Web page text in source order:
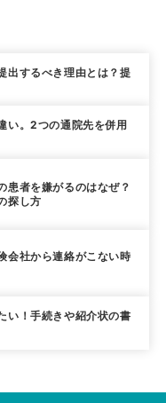
出するべき理由とは？提
い。2つの通院先を併用
患者を嫌がるのはなぜ？
探し方
会社から連絡がこない時
い！手続きや紹介状の書